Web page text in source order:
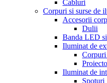
Cabluri
Corpuri si surse de
Accesorii
Dulii
Banda LED
Iluminat de
Corpuri
Iluminat de
Spoturi